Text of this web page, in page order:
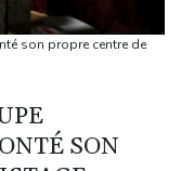
les collectivités
Shelton en quarts
à répétition s'invitent
Osaka en quarts
son propre centre de
SON